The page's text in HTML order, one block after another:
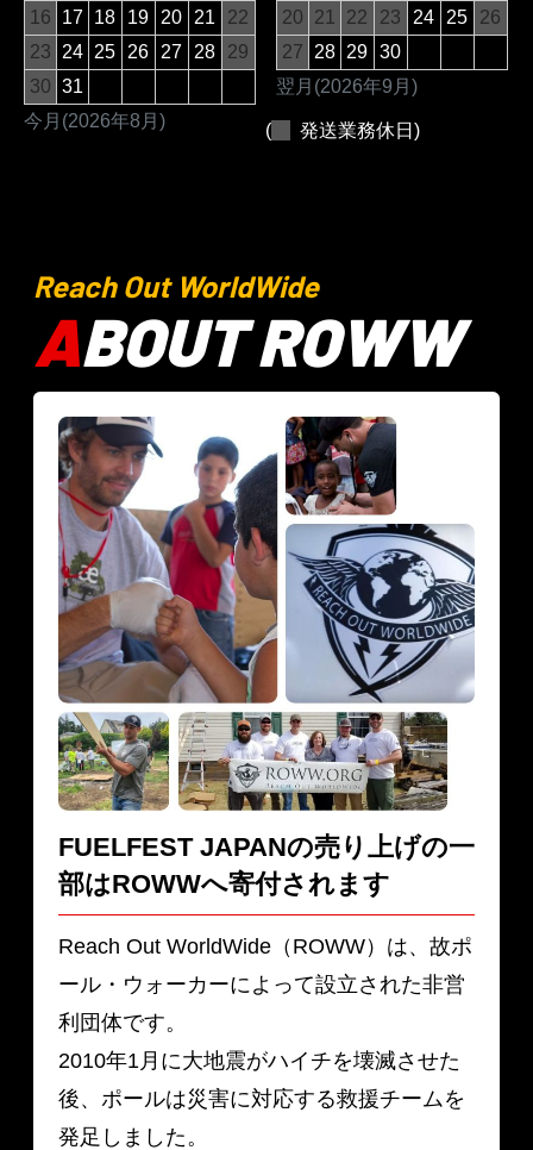
今月(2026年8月)
16
17 18 19 20 21
22
23
24 25 26 27 28
29
30 31 翌月(2026年9月)
20
21 22 23 24 25
26
27
28 29 30
( 発送業務休日)
Reach Out WorldWide
ABOUT ROWW
FUELFEST JAPANの売り上げの一
部はROWWへ寄付されます
Reach Out WorldWide（ROWW）は、故ポ
ール・ウォーカーによって設立された非営
利団体です。
2010年1月に大地震がハイチを壊滅させた
後、ポールは災害に対応する救援チームを
発足しました。